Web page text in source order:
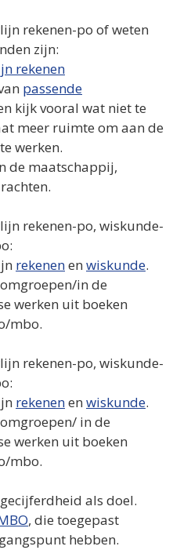
rekenen-po of weten
zijn:
rekenen
passende
kijk vooral wat niet te
meer ruimte om aan de
werken.
de maatschappij,
rekenen-po, wiskunde-
rekenenen wiskunde.
in de
werken uit boeken
mbo.
rekenen-po, wiskunde-
rekenenen wiskunde.
in de
werken uit boeken
mbo.
als doel.
, die toegepast
hebben.